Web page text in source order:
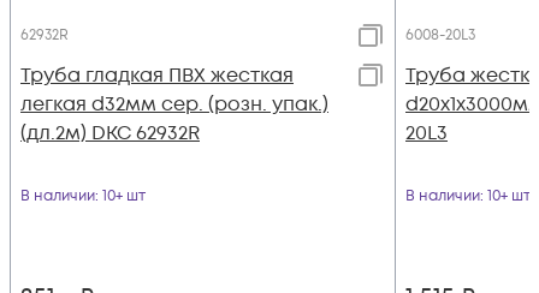
62932R
Труба гладкая ПВХ жесткая
легкая d32мм сер. (розн. упак.)
(дл.2м) DKC 62932R
В наличии: 10+ шт
6008-20L3
Труба
20L3
В наличии: 10+ шт